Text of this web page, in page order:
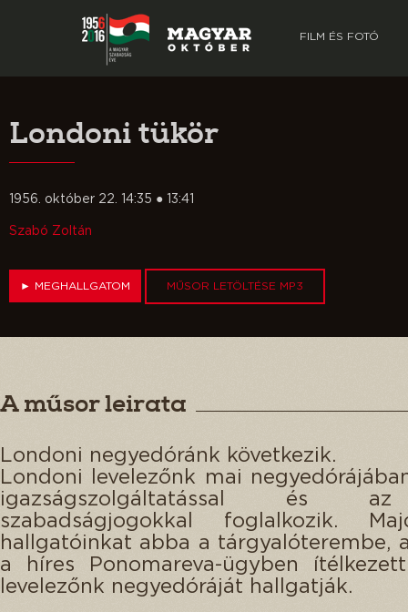
FILM ÉS FOTÓ
Londoni tükör
1956. október 22. 14:35 ● 13:41
Szabó Zoltán
► MEGHALLGATOM MŰSOR LETÖLTÉSE MP3
A műsor leirata
Londoni negyedóránk következik.
Londoni levelezőnk mai
igazságszolgáltatással és
szabadságjogokkal foglalkozik.
hallgatóinkat abba a tárgyalóterembe,
a híres Ponomareva-ügyben
levelezőnk negyedóráját hallgatják.